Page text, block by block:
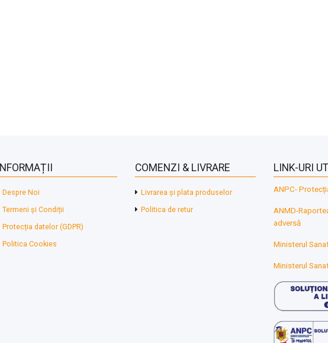
INFORMAȚII
Despre Noi
Termeni și Condiții
Protecția datelor (GDPR)
Politica Cookies
COMENZI & LIVRARE
Livrarea și plata produselor
Politica de retur
LINK-URI
ANPC-
ANMD-
adversă
Ministerul
Ministerul